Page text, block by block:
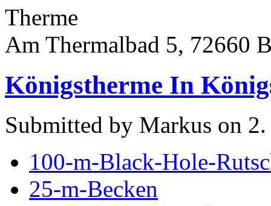
Therme
Am Thermalbad 5, 72660
Königstherme In
Submitted by Markus on
100-m-Black-Hole-
25-m-Becken